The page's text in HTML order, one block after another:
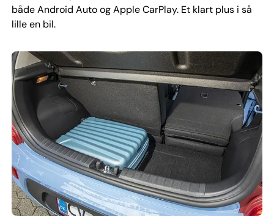
både Android Auto og Apple CarPlay. Et klart plus i så
lille en bil.